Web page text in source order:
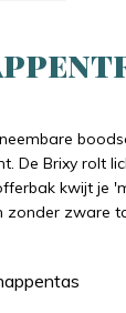
De Brixy rolt
kwijt je
zware